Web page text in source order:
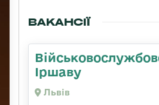
ВАКАНСІЇ
Іршаву
Львів